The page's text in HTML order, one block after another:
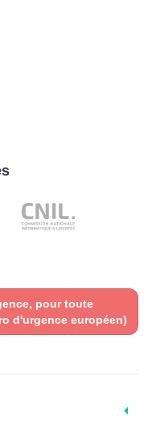
pour toute
d'urgence européen)